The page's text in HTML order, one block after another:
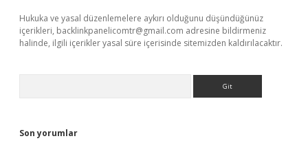
Hukuka ve yasal düzenlemelere aykırı olduğunu düşündüğünüz
içerikleri, backlinkpanelicomtr@gmail.com adresine bildirmeniz
halinde, ilgili içerikler yasal süre içerisinde sitemizden kaldırılacaktır.
Son yorumlar